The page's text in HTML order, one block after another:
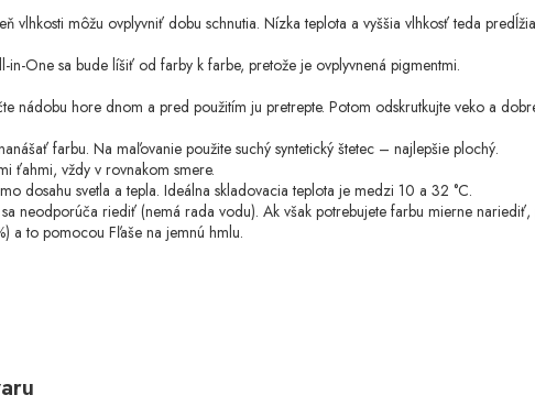
vlhkosti môžu ovplyvniť dobu schnutia. Nízka teplota a vyššia vlhkosť teda
in-One sa bude líšiť od farby k farbe, pretože je ovplyvnená pigmentmi.
nádobu hore dnom a pred použitím ju pretrepte. Potom odskrutkujte veko a
farbu. Na maľovanie použite suchý syntetický štetec – najlepšie plochý.
ťahmi, vždy v rovnakom smere.
dosahu svetla a tepla. Ideálna skladovacia teplota je medzi 10 a 32 °C.
neodporúča riediť (nemá rada vodu). Ak však potrebujete farbu mierne
a to pomocou Fľaše na jemnú hmlu.